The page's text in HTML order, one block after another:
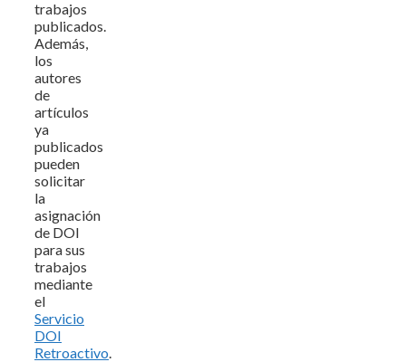
trabajos
publicados.
Además,
los
autores
de
artículos
ya
publicados
pueden
solicitar
la
asignación
de DOI
para sus
trabajos
mediante
el
Servicio
DOI
Retroactivo.